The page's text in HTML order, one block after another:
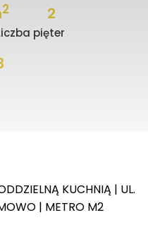
2 2
pięter
KUCHNIĄ | UL.
| METRO M2